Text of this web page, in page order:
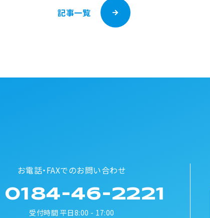
記事一覧
お電話・FAXでのお問い合わせ
0184-46-2221
受付時間 平日8:00 - 17:00